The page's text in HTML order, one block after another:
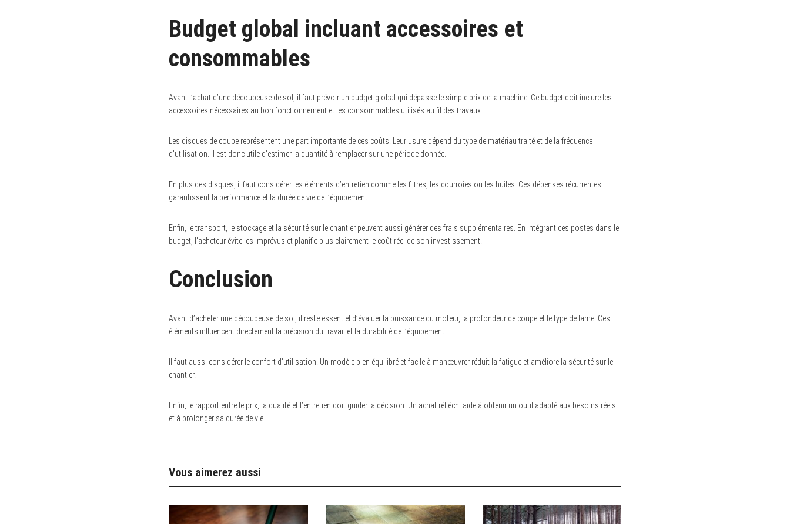
Budget global incluant accessoires et
consommables
Avant l’achat d’une découpeuse de sol, il faut prévoir un budget global qui dépasse le simple prix de la machine. Ce budget doit inclure les
accessoires nécessaires au bon fonctionnement et les consommables utilisés au fil des travaux.
Les disques de coupe représentent une part importante de ces coûts. Leur usure dépend du type de matériau traité et de la fréquence
d’utilisation. Il est donc utile d’estimer la quantité à remplacer sur une période donnée.
En plus des disques, il faut considérer les éléments d’entretien comme les filtres, les courroies ou les huiles. Ces dépenses récurrentes
garantissent la performance et la durée de vie de l’équipement.
Enfin, le transport, le stockage et la sécurité sur le chantier peuvent aussi générer des frais supplémentaires. En intégrant ces postes dans le
budget, l’acheteur évite les imprévus et planifie plus clairement le coût réel de son investissement.
Conclusion
Avant d’acheter une découpeuse de sol, il reste essentiel d’évaluer la puissance du moteur, la profondeur de coupe et le type de lame. Ces
éléments influencent directement la précision du travail et la durabilité de l’équipement.
Il faut aussi considérer le confort d’utilisation. Un modèle bien équilibré et facile à manœuvrer réduit la fatigue et améliore la sécurité sur le
chantier.
Enfin, le rapport entre le prix, la qualité et l’entretien doit guider la décision. Un achat réfléchi aide à obtenir un outil adapté aux besoins réels
et à prolonger sa durée de vie.
Vous aimerez aussi